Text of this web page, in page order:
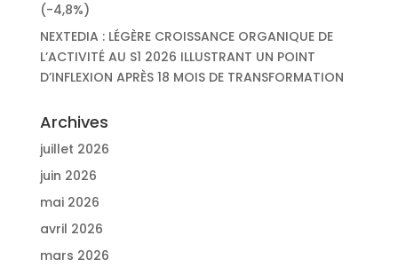
(-4,8%)
NEXTEDIA : LÉGÈRE CROISSANCE ORGANIQUE DE
L’ACTIVITÉ AU S1 2026 ILLUSTRANT UN POINT
D’INFLEXION APRÈS 18 MOIS DE TRANSFORMATION
Archives
juillet 2026
juin 2026
mai 2026
avril 2026
mars 2026